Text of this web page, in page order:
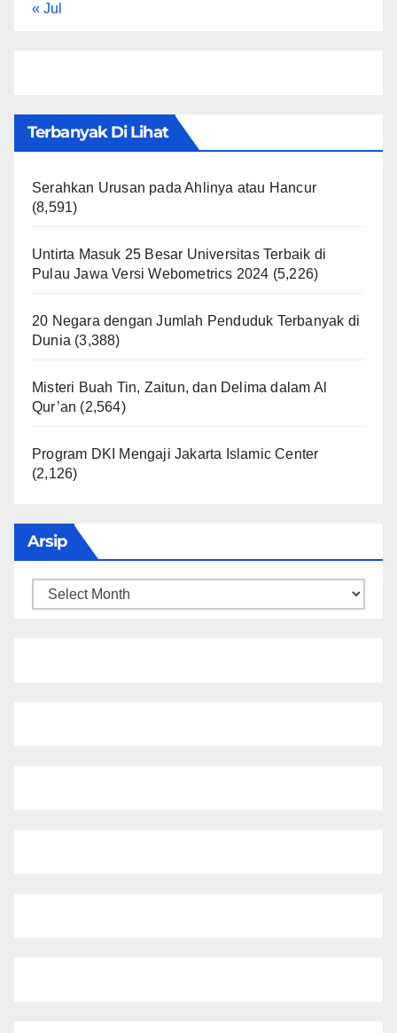
« Jul
Terbanyak Di Lihat
Serahkan Urusan pada Ahlinya atau Hancur
(8,591)
Untirta Masuk 25 Besar Universitas Terbaik di
Pulau Jawa Versi Webometrics 2024 (5,226)
20 Negara dengan Jumlah Penduduk Terbanyak di
Dunia (3,388)
Misteri Buah Tin, Zaitun, dan Delima dalam Al
Qur’an (2,564)
Program DKI Mengaji Jakarta Islamic Center
(2,126)
Arsip
Arsip